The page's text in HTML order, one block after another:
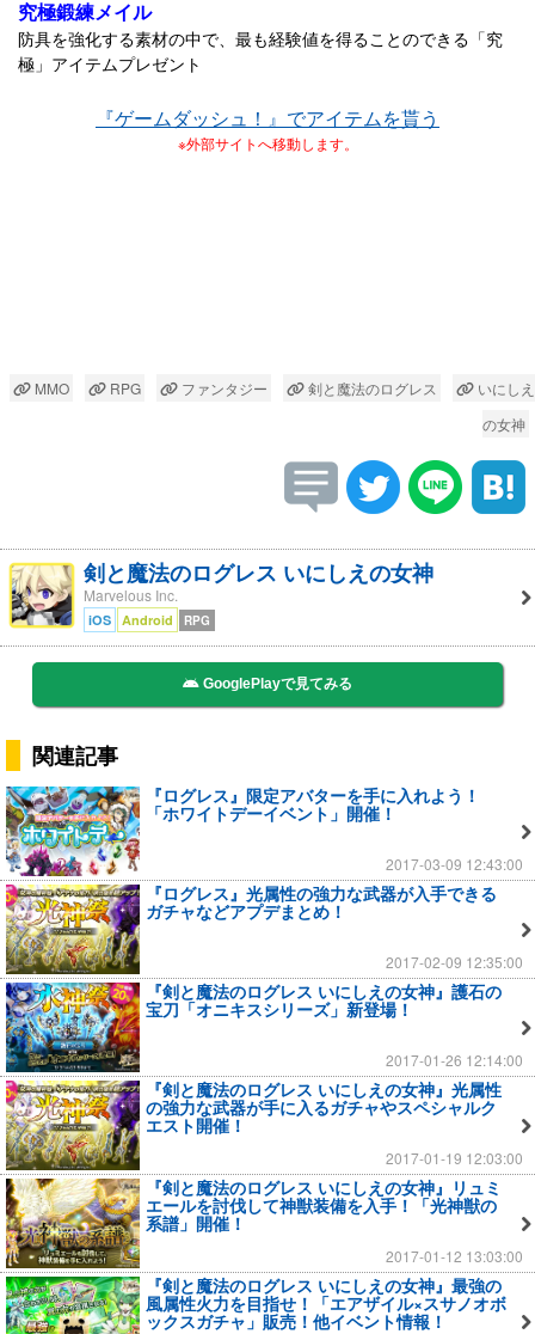
究極鍛練メイル
防具を強化する素材の中で、最も経験値を得ることのできる「究
極」アイテムプレゼント
『ゲームダッシュ！』でアイテムを貰う
※外部サイトへ移動します。
MMO RPG ファンタジー 剣と魔法のログレス
いにしえ
の女神
剣と魔法のログレス いにしえの女神
Marvelous Inc.
iOS Android RPG
GooglePlayで見てみる
関連記事
『ログレス』限定アバターを手に入れよう！
「ホワイトデーイベント」開催！
2017-03-09 12:43:00
『ログレス』光属性の強力な武器が入手できる
ガチャなどアプデまとめ！
2017-02-09 12:35:00
『剣と魔法のログレス いにしえの女神』護石の
宝刀「オニキスシリーズ」新登場！
2017-01-26 12:14:00
『剣と魔法のログレス いにしえの女神』光属性
の強力な武器が手に入るガチャやスペシャルク
エスト開催！
2017-01-19 12:03:00
『剣と魔法のログレス いにしえの女神』リュミ
エールを討伐して神獣装備を入手！「光神獣の
系譜」開催！
2017-01-12 13:03:00
『剣と魔法のログレス いにしえの女神』最強の
風属性火力を目指せ！「エアザイル×スサノオボ
ックスガチャ」販売！他イベント情報！